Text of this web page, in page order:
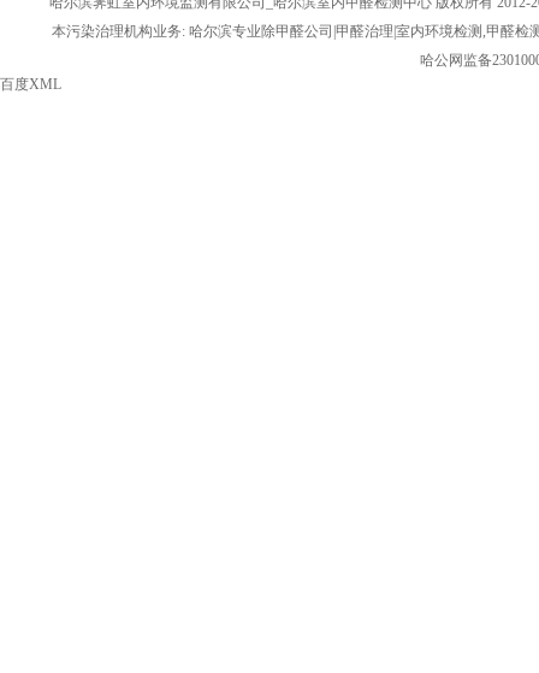
本污染治理机构业务: 哈尔滨专业除甲醛公司|甲醛治理|室内环境检测,甲醛
哈公网监备
百度XML